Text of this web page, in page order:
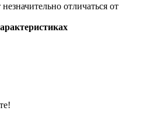
отличаться от